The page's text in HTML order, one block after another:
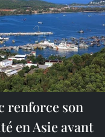
renforce son
en Asie avant